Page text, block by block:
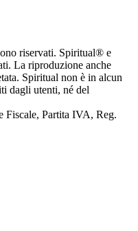
riservati. Spiritual® e
La riproduzione anche
Spiritual non è in alcun
dagli utenti, né del
Fiscale, Partita IVA, Reg.